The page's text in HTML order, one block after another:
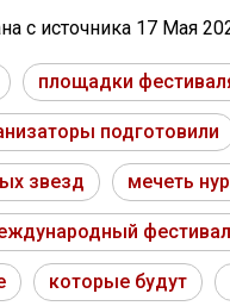
с источника 17 Мая
площадки
подготовили
звезд мечеть
которые будут